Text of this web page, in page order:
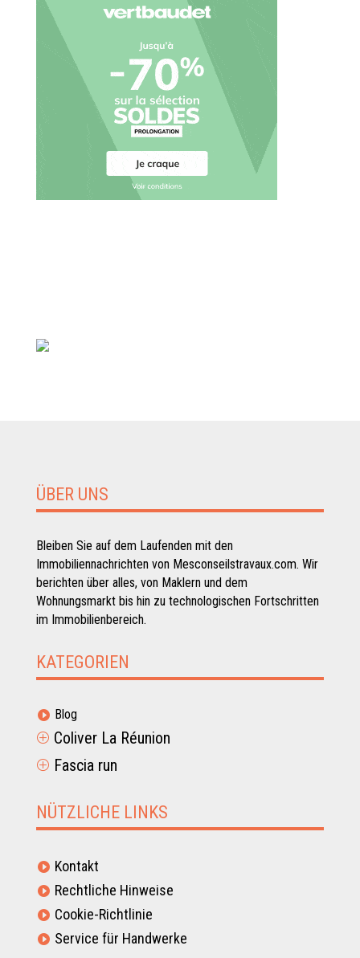
ÜBER UNS
Bleiben Sie auf dem Laufenden mit den
Immobiliennachrichten von Mesconseilstravaux.com. Wir
berichten über alles, von Maklern und dem
Wohnungsmarkt bis hin zu technologischen Fortschritten
im Immobilienbereich.
KATEGORIEN
 Blog
P Coliver La Réunion
P Fascia run
NÜTZLICHE LINKS
 Kontakt
 Rechtliche Hinweise
 Cookie-Richtlinie
 Service für Handwerke